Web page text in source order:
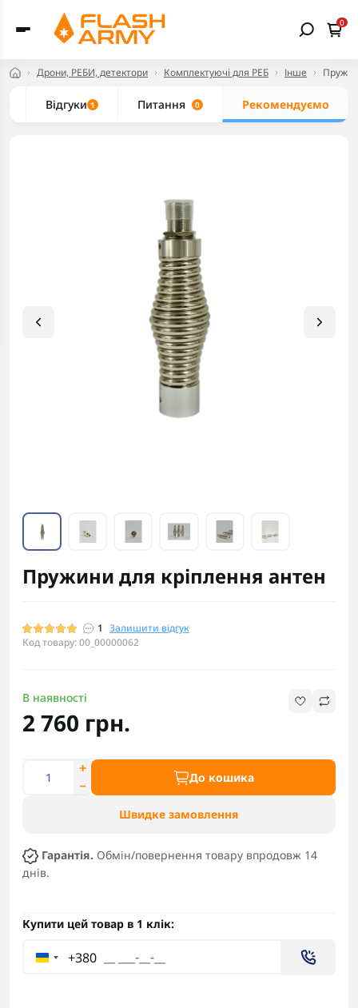
0
Дрони, РЕБИ, детектори Комплектуючі для РЕБ Інше
Відгуки 1 Питання 0 Рекомендуємо
Пружини для кріплення антен
1 Залишити відгук
Код товару: 00_00000062
В наявності
2 760 грн.
До кошика
Швидке замовлення
Гарантія. Обмін/повернення товару впродовж 14
днів.
Купити цей товар в 1 клік:
+380